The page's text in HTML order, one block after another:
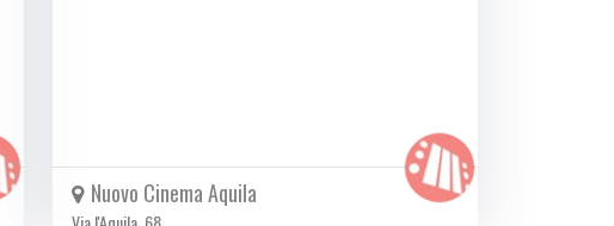
Nuovo Cinema Aquila